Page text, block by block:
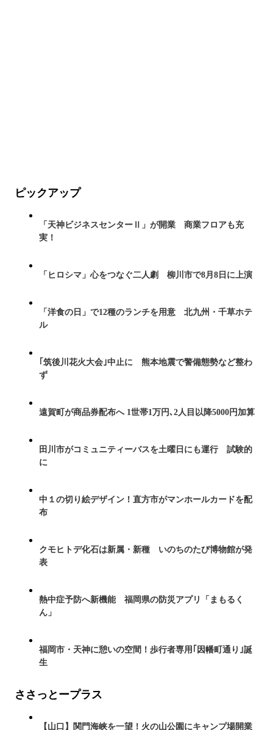
ピックアップ
「天神ビジネスセンターⅡ」が開業 商業フロアも充
実！
「ヒロシマ」心をつなぐ二人劇 柳川市で8月8日に上演
「洋食の日」で12種のランチを用意 北九州・千草ホテ
ル
｢筑後川花火大会｣中止に 熊本地震で警備態勢など整わ
ず
遠賀町が商品券配布へ 1世帯1万円､2人目以降5000円加算
田川市がコミュニティーバスを土曜日にも運行 試験的
に
中１の切り絵デザイン！直方市がマンホールカードを配
布
クモヒトデ化石は新属・新種 いのちのたび博物館が発
表
熱中症予防へ新機能 福岡県の防災アプリ「まもるく
ん」
福岡市・天神に憩いの空間！歩行者専用｢因幡町通り｣誕
生
ささっとープラス
【山口】関門海峡を一望！火の山公園にキャンプ場開業